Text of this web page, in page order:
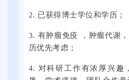
2. 已获得博士学位和学历；
3. 有肿瘤免疫 ，肿瘤代谢
历优先考虑 ；
4. 对科研工作有浓厚兴趣